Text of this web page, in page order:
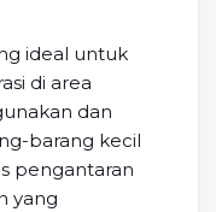
ideal untuk
di area
dan
barang kecil
pengantaran
yang